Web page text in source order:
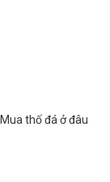
thố đá ở đâu